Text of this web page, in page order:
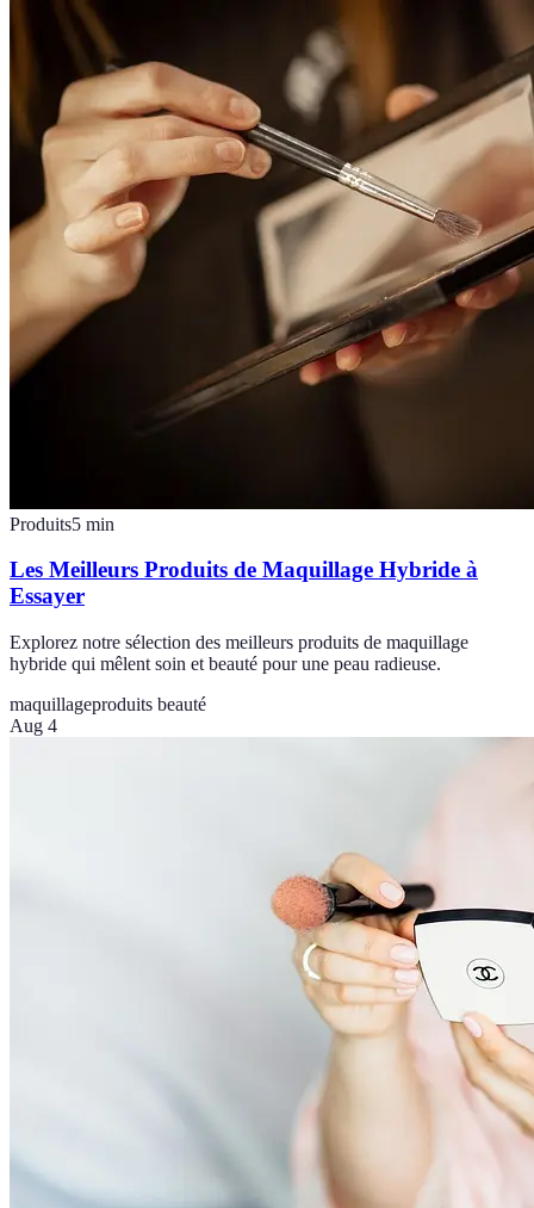
Produits5 min
Les Meilleurs Produits de Maquillage Hybride à
Essayer
Explorez notre sélection des meilleurs produits de maquillage
hybride qui mêlent soin et beauté pour une peau radieuse.
maquillageproduits beauté
Aug 4